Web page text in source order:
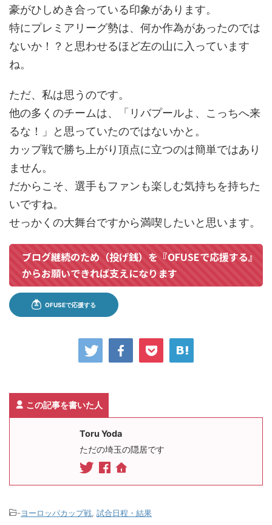
豪がひしめき合っている印象があります。
特にプレミアリーグ勢は、何か作為があったのでは
ないか！？と思わせるほど左の山に入っています
ね。
ただ、私は思うのです。
他の多くのチームは、「リバプールよ、こっちへ来
るな！」と思っていたのではないかと。
カップ戦で勝ち上がり頂点に立つのは簡単ではあり
ません。
だからこそ、選手もファンも楽しむ気持ちを持ちた
いですね。
せっかくの大舞台ですから満喫したいと思います。
ブログ継続のため（投げ銭）を『OFUSEで応援する』
からお願いできれば支えになります
この記事を書いた人
Toru Yoda
ただの埼玉の隠居です
-ヨーロッパカップ戦 試合日程・結果